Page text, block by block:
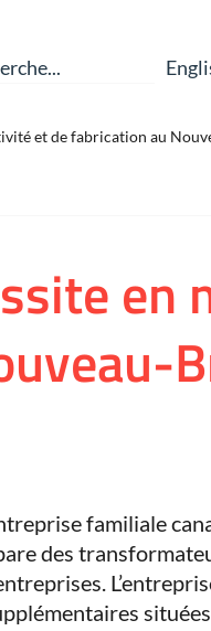
et de fabrication au
familiale
des